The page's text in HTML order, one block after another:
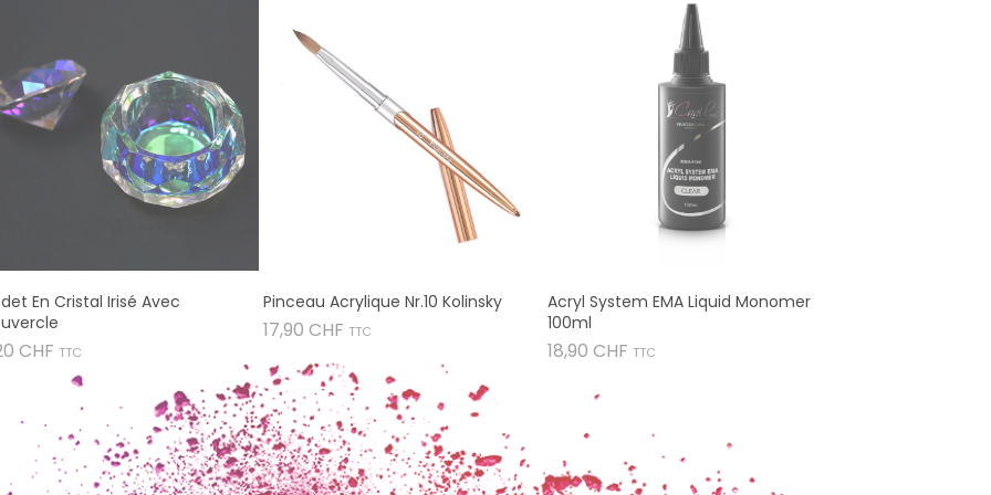
En Cristal Irisé Avec
CHF Prix
TTC
Pinceau Acrylique Nr.10 Kolinsky
17,90 CHF Prix
TTC
Acryl System EMA Liquid Monomer
100ml
18,90 CHF Prix
TTC